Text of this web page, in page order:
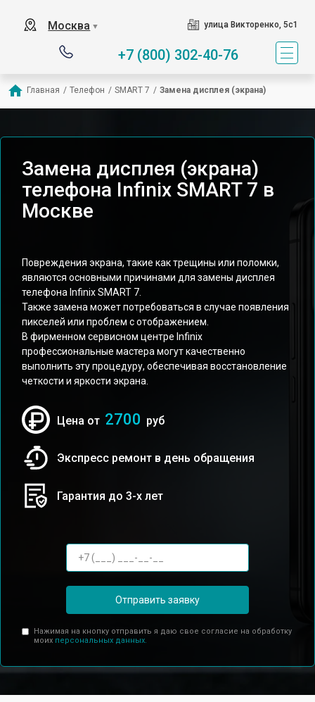
Москва ▼ улица Викторенко, 5с1
+7 (800) 302-40-76
Главная / Телефон / SMART 7 / Замена дисплея (экрана)
Замена дисплея (экрана)
телефона Infinix SMART 7 в
Москве
Повреждения экрана, такие как трещины или поломки,
являются основными причинами для замены дисплея
телефона Infinix SMART 7.
Также замена может потребоваться в случае появления
пикселей или проблем с отображением.
В фирменном сервисном центре Infinix
профессиональные мастера могут качественно
выполнить эту процедуру, обеспечивая восстановление
четкости и яркости экрана.
Цена от 2700 руб
Экспресс ремонт в день обращения
Гарантия до 3-х лет
Отправить заявку
Нажимая на кнопку отправить я даю свое согласие на обработку
моих персональных данных.